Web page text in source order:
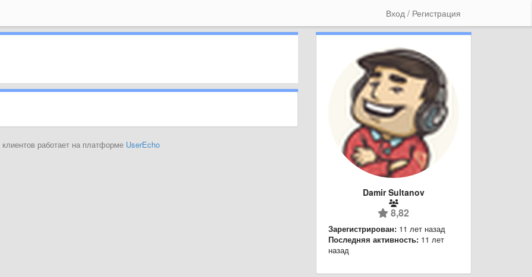
Вход / Регистрация
работает на платформе UserEcho
Damir Sultanov
8,82
Зарегистрирован: 11 лет назад
Последняя активность: 11 лет
назад